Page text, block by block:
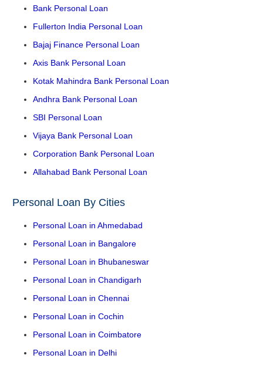
Bank Personal Loan
Fullerton India Personal Loan
Bajaj Finance Personal Loan
Axis Bank Personal Loan
Kotak Mahindra Bank Personal Loan
Andhra Bank Personal Loan
SBI Personal Loan
Vijaya Bank Personal Loan
Corporation Bank Personal Loan
Allahabad Bank Personal Loan
Personal Loan By Cities
Personal Loan in Ahmedabad
Personal Loan in Bangalore
Personal Loan in Bhubaneswar
Personal Loan in Chandigarh
Personal Loan in Chennai
Personal Loan in Cochin
Personal Loan in Coimbatore
Personal Loan in Delhi